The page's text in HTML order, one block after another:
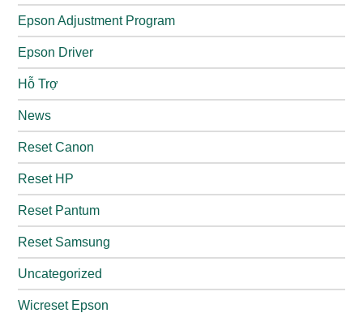
Epson Adjustment Program
Epson Driver
Hỗ Trợ
News
Reset Canon
Reset HP
Reset Pantum
Reset Samsung
Uncategorized
Wicreset Epson